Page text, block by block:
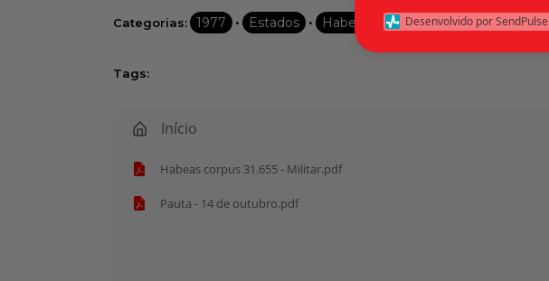
Categorias: 1977 • Estados • Habeas corpus • Rio de Janeiro (RJ)
Tags:
Início
Habeas corpus 31.655 - Militar.pdf
Pauta - 14 de outubro.pdf
Desenvolvido por SendPulse